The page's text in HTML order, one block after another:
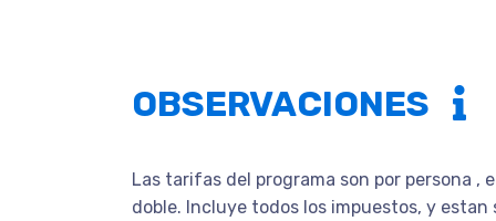
OBSERVACIONES
Las tarifas del programa son por persona ,
doble. Incluye todos los impuestos, y estan